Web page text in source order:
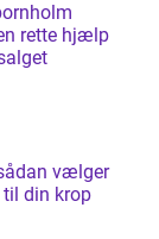
rette hjælp
din krop